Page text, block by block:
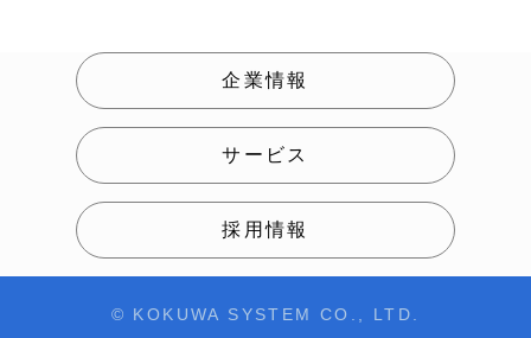
企業情報
サービス
採用情報
© KOKUWA SYSTEM CO., LTD.